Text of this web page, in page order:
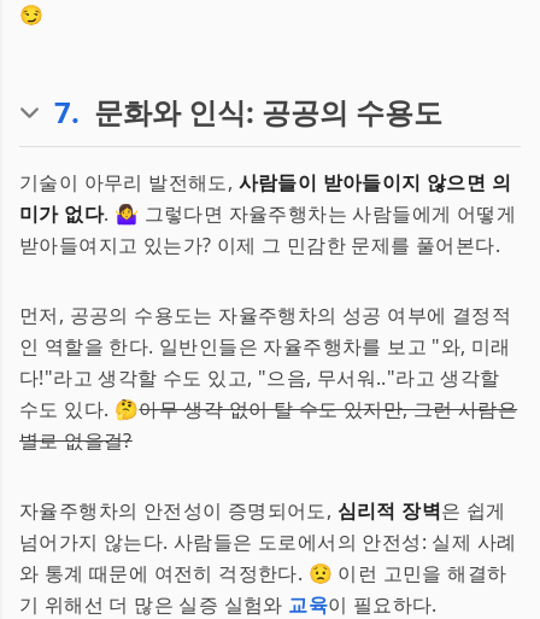
😏
7. 문화와 인식: 공공의 수용도
기술이 아무리 발전해도, 사람들이 받아들이지 않으면 의
미가 없다. 🤷‍♀️ 그렇다면 자율주행차는 사람들에게 어떻게
받아들여지고 있는가? 이제 그 민감한 문제를 풀어본다.
먼저, 공공의 수용도는 자율주행차의 성공 여부에 결정적
인 역할을 한다. 일반인들은 자율주행차를 보고 "와, 미래
다!"라고 생각할 수도 있고, "으음, 무서워.."라고 생각할
수도 있다. 🤔아무 생각 없이 탈 수도 있지만, 그런 사람은
별로 없을걸?
자율주행차의 안전성이 증명되어도, 심리적 장벽은 쉽게
넘어가지 않는다. 사람들은 도로에서의 안전성: 실제 사례
와 통계 때문에 여전히 걱정한다. 😟 이런 고민을 해결하
기 위해선 더 많은 실증 실험와 교육이 필요하다.